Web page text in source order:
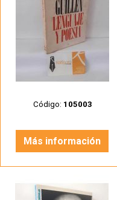
Código: 105003
Más información